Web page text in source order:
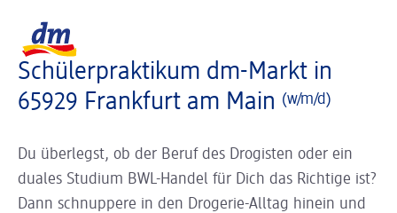
Schülerpraktikum dm-Markt in
65929 Frankfurt am Main (w/m/d)
Du überlegst, ob der Beruf des Drogisten oder ein
duales Studium BWL-Handel für Dich das Richtige ist?
Dann schnuppere in den Drogerie-Alltag hinein und